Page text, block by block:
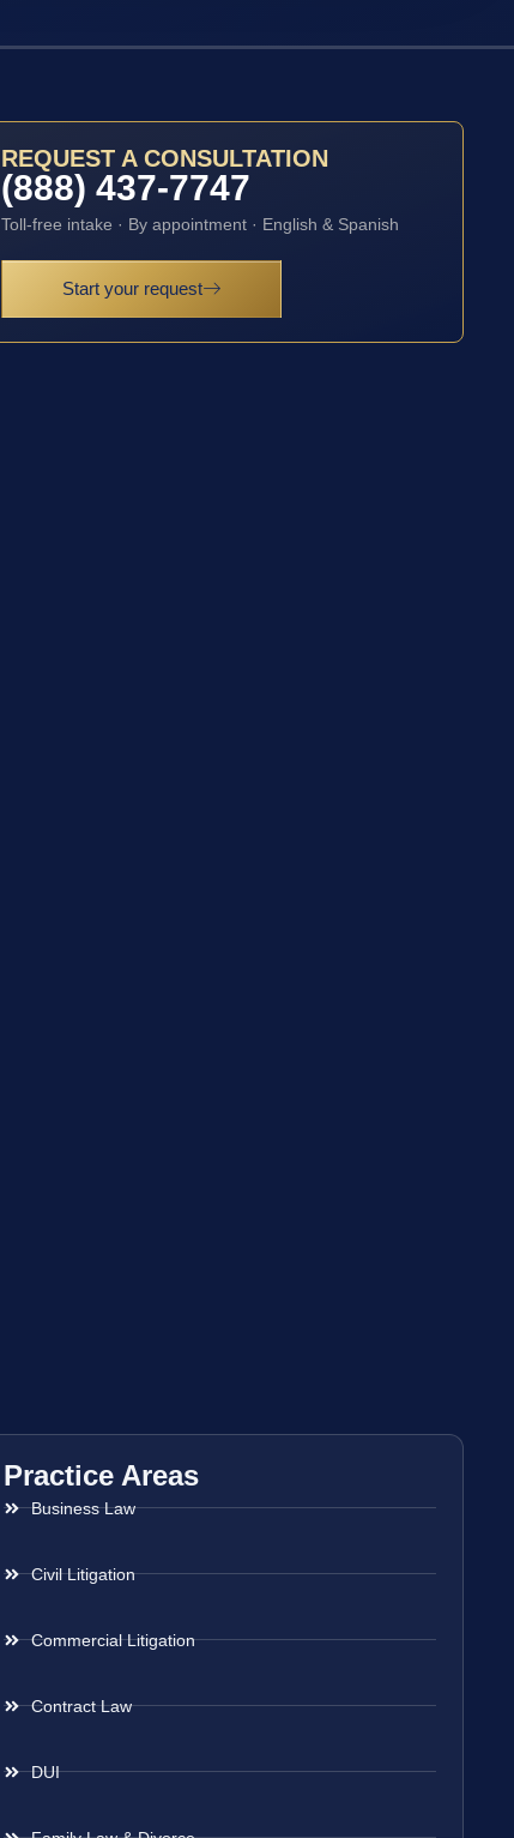
REQUEST A CONSULTATION
(888) 437-7747
Toll-free intake · By appointment · English & Spanish
Start your request
Practice Areas
Business Law
Civil Litigation
Commercial Litigation
Contract Law
DUI